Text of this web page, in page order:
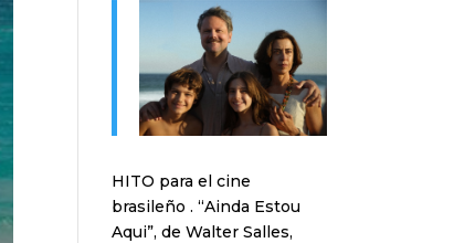
HITO para el cine
brasileño . “Ainda Estou
Aqui”, de Walter Salles,